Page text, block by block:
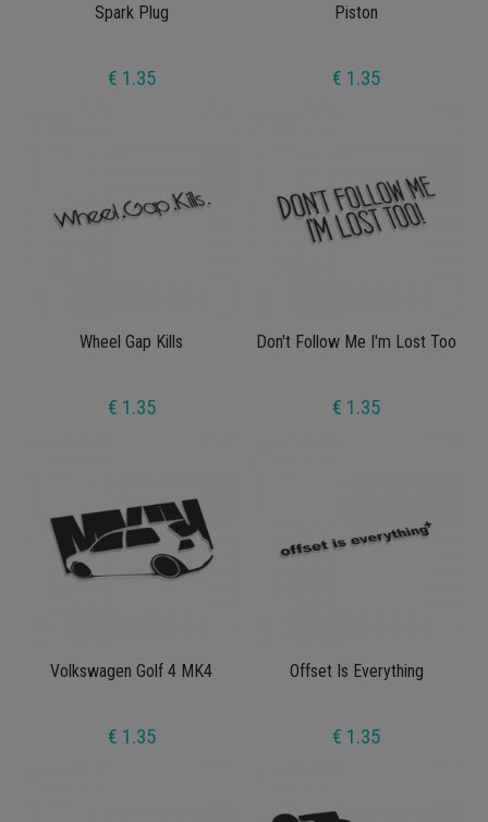
Spark Plug
€ 1.35
Piston
€ 1.35
Wheel Gap Kills
€ 1.35
Don't Follow Me I'm Lost Too
€ 1.35
Volkswagen Golf 4 MK4
€ 1.35
Offset Is Everything
€ 1.35